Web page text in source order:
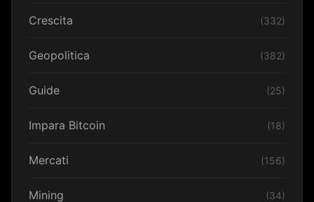
Crescita (332)
Geopolitica (382)
Guide (25)
Impara Bitcoin (18)
Mercati (156)
Mining (34)